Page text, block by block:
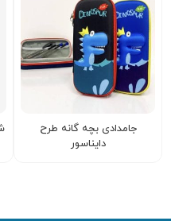
جامدادی بچه گانه طرح
دایناسور